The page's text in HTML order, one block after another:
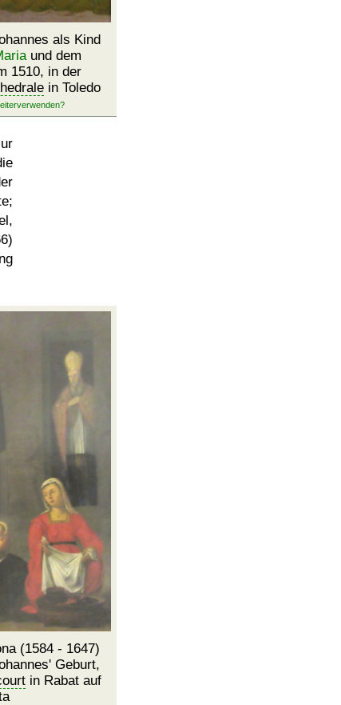
als Kind
und dem
1510, in der
in Toledo
(1584 - 1647)
Geburt,
in Rabat auf